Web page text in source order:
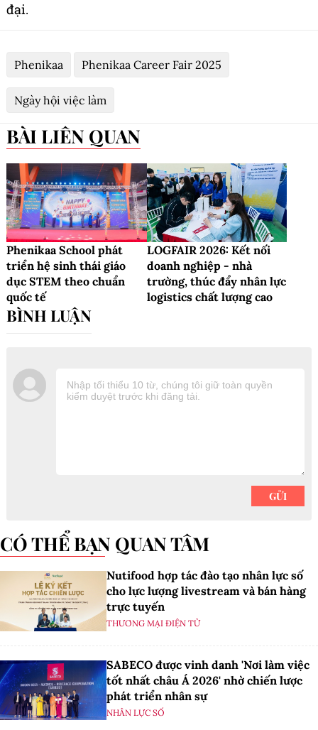
đại.
Phenikaa Phenikaa Career Fair 2025
Ngày hội việc làm
BÀI LIÊN QUAN
Phenikaa School phát
triển hệ sinh thái giáo
dục STEM theo chuẩn
quốc tế
LOGFAIR 2026: Kết nối
doanh nghiệp - nhà
trường, thúc đẩy nhân lực
logistics chất lượng cao
CÓ THỂ BẠN QUAN TÂM
Nutifood hợp tác đào tạo nhân lực số
cho lực lượng livestream và bán hàng
trực tuyến
THƯƠNG MẠI ĐIỆN TỬ
SABECO được vinh danh 'Nơi làm việc
tốt nhất châu Á 2026' nhờ chiến lược
phát triển nhân sự
NHÂN LỰC SỐ